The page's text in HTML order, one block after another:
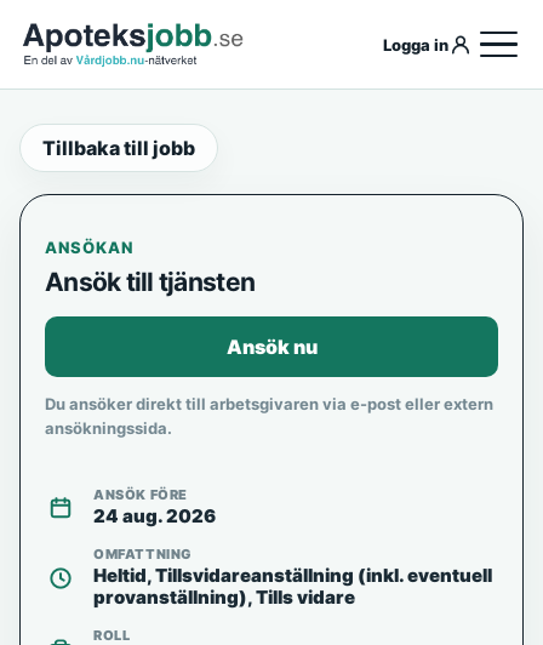
Logga in
Tillbaka till jobb
ANSÖKAN
Ansök till tjänsten
Ansök nu
Du ansöker direkt till arbetsgivaren via e-post eller extern
ansökningssida.
ANSÖK FÖRE
24 aug. 2026
OMFATTNING
Heltid, Tillsvidareanställning (inkl. eventuell
provanställning), Tills vidare
ROLL